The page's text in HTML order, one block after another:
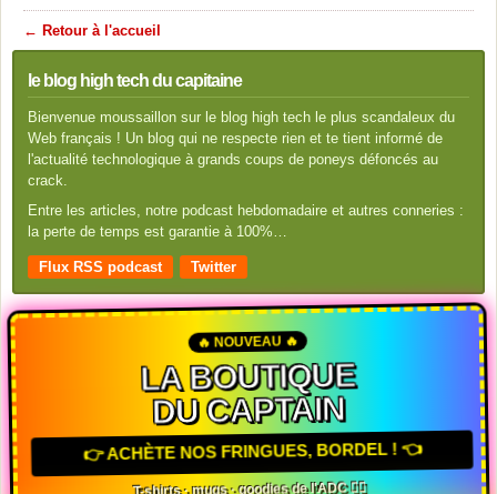
← Retour à l'accueil
le blog high tech du capitaine
Bienvenue moussaillon sur le blog high tech le plus scandaleux du
Web français ! Un blog qui ne respecte rien et te tient informé de
l'actualité technologique à grands coups de poneys défoncés au
crack.
Entre les articles, notre podcast hebdomadaire et autres conneries :
la perte de temps est garantie à 100%…
Flux RSS podcast Twitter
🔥 NOUVEAU 🔥
LA BOUTIQUE
DU CAPTAIN
👉 ACHÈTE NOS FRINGUES, BORDEL ! 👈